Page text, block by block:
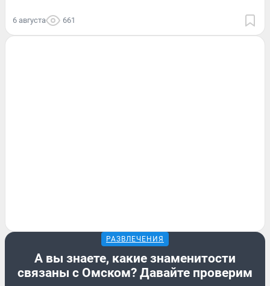
6 августа 661
РАЗВЛЕЧЕНИЯ
А вы знаете, какие знаменитости
связаны с Омском? Давайте проверим